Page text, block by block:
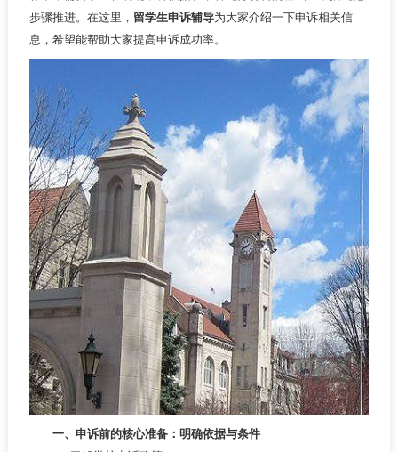
步骤推进。在这里， 留学生申诉辅导为大家介绍一下申诉相关信
息，希望能帮助大家提高申诉成功率。
一、申诉前的核心准备：明确依据与条件